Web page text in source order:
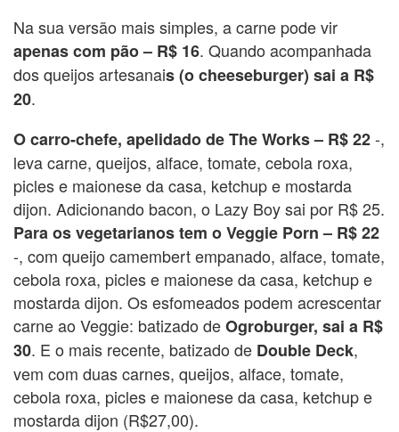
Na sua versão mais simples, a carne pode vir
apenas com pão – R$ 16. Quando acompanhada
dos queijos artesanais (o cheeseburger) sai a R$
20.
O carro-chefe, apelidado de The Works – R$ 22-,
leva carne, queijos, alface, tomate, cebola roxa,
picles e maionese da casa, ketchup e mostarda
dijon. Adicionando bacon, o Lazy Boy sai por R$ 25.
Para os vegetarianos tem o Veggie Porn – R$ 22
-, com queijo camembert empanado, alface, tomate,
cebola roxa, picles e maionese da casa, ketchup e
mostarda dijon. Os esfomeados podem acrescentar
carne ao Veggie: batizado deOgroburger, sai a R$
30. E o mais recente, batizado de Double Deck,
vem com duas carnes, queijos, alface, tomate,
cebola roxa, picles e maionese da casa, ketchup e
mostarda dijon (R$27,00).